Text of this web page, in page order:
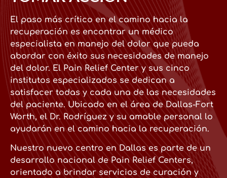
El paso más crítico en el camino hacia la
recuperación es encontrar un médico
especialista en manejo del dolor que pueda
abordar con éxito sus necesidades de manejo
del dolor. El Pain Relief Center y sus cinco
institutos especializados se dedican a
satisfacer todas y cada una de las necesidades
del paciente. Ubicado en el área de Dallas-Fort
Worth, el Dr. Rodríguez y su amable personal lo
ayudarán en el camino hacia la recuperación.
Nuestro nuevo centro en Dallas es parte de un
desarrollo nacional de Pain Relief Centers,
orientado a brindar servicios de curación y